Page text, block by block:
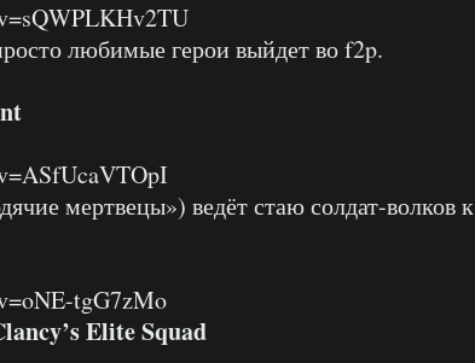
любимые герои выйдет во f2p.
мертвецы») ведёт стаю солдат-волков к
tgG7zMo
Elite Squad